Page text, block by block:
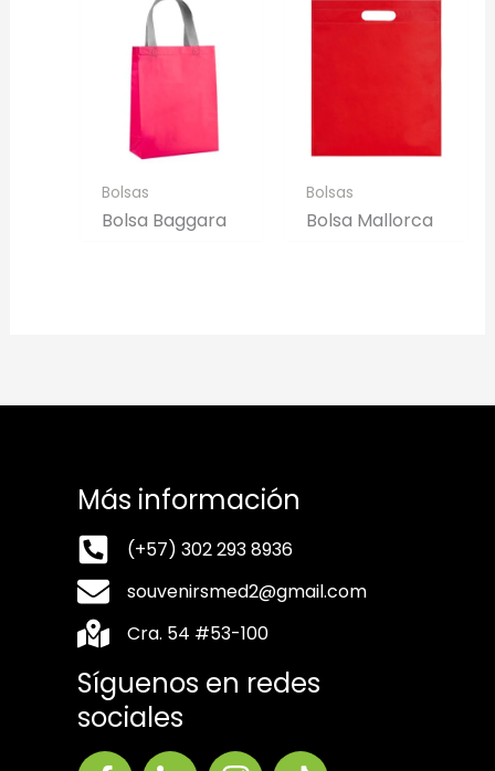
Bolsas
Bolsa Baggara
Bolsas
Bolsa Mallorca
Más información
(+57) 302 293 8936
souvenirsmed2@gmail.com
Cra. 54 #53-100
Síguenos en redes
sociales